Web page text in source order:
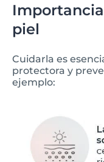
piel
Cuidarla es
protectora y
ejemplo: